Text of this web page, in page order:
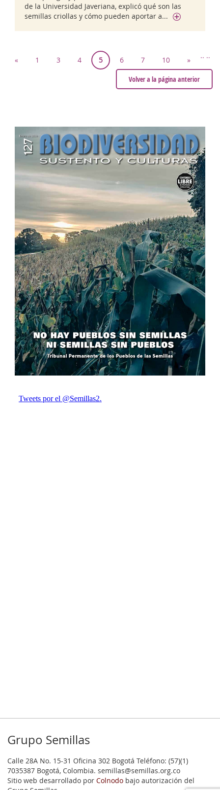
de la Universidad Javeriana, explicó qué son las
semillas criollas y cómo pueden aportar a...
« 1 ..
3 4 5 6 7 ..
10 »
Volver a la página anterior
Grupo Semillas
Calle 28A No. 15-31 Oficina 302 Bogotá Teléfono: (57)(1)
7035387 Bogotá, Colombia. semillas@semillas.org.co
Sitio web desarrollado por Colnodo bajo autorización del